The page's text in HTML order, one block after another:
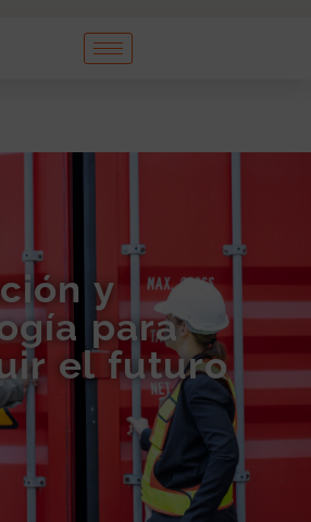
y
para
el futuro